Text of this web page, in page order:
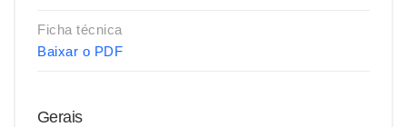
Ficha técnica
Baixar o PDF
Gerais